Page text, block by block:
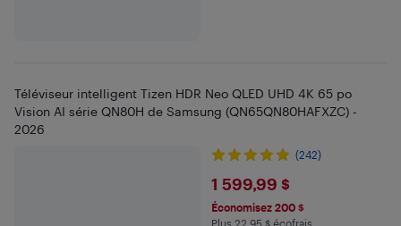
Téléviseur intelligent Tizen HDR Neo QLED UHD 4K 65 po
Vision AI série QN80H de Samsung (QN65QN80HAFXZC) -
2026
(242)
$1599.99
1 599,99 $
Économisez 200 $
Plus 22,95 $ écofrais